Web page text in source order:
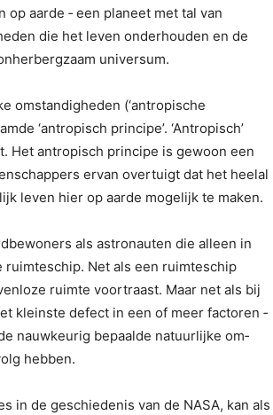
aarde ‑ een planeet met tal van
die het leven onderhouden en de
universum.
om­standigheden (‘antropische
‘antropisch principe’. ‘Antropisch’
Het antropisch principe is gewoon een
ervan overtuigt dat het heelal
leven hier op aarde mogelijk te maken.
als astronauten die alleen in
Net als een ruimteschip
ruimte voortraast. Maar net als bij
kleinste defect in een of meer factoren ‑
nauwkeurig bepaalde natuurlijke om­
hebben.
in de geschiedenis van de NASA, kan als